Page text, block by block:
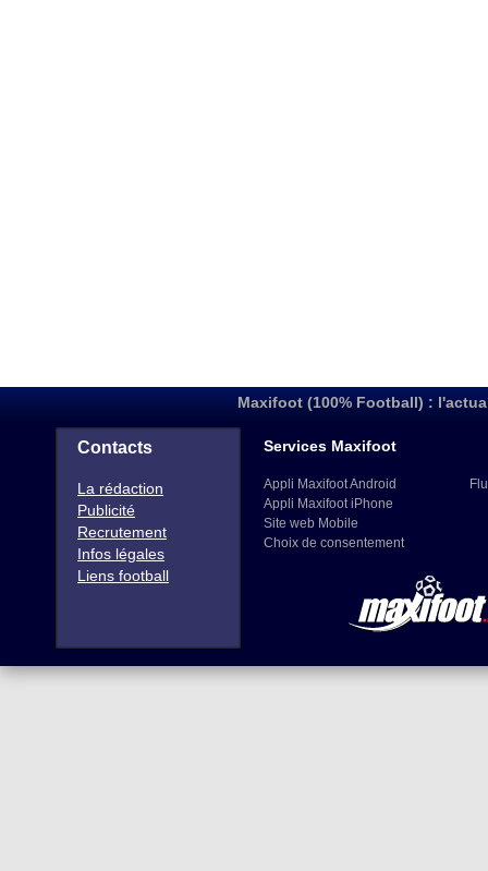
Maxifoot (100% Football) :
Contacts
La rédaction
Publicité
Recrutement
Infos légales
Liens football
Services Maxifoot
Appli Maxifoot Android
Appli Maxifoot iPhone
Site web Mobile
Choix de consentement